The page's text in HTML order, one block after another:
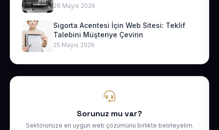
26 Mayıs 2026
Sigorta Acentesi İçin Web Sitesi: Teklif
Talebini Müşteriye Çevirin
25 Mayıs 2026
Sorunuz mu var?
Sektörünüze en uygun web çözümünü birlikte belirleyelim.